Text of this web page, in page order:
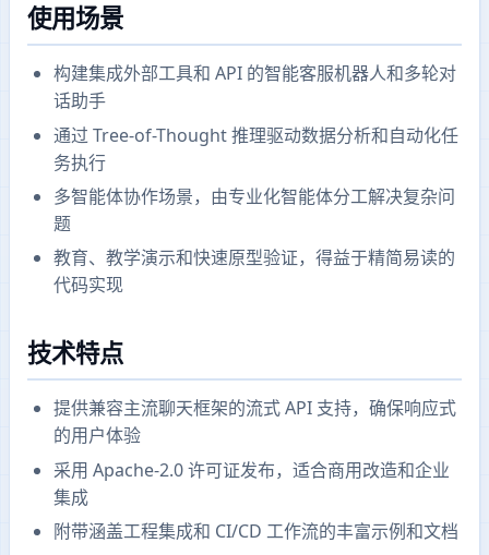
使用场景
构建集成外部工具和 API 的智能客服机器人和多轮对
话助手
通过 Tree-of-Thought 推理驱动数据分析和自动化任
务执行
多智能体协作场景，由专业化智能体分工解决复杂问
题
教育、教学演示和快速原型验证，得益于精简易读的
代码实现
技术特点
提供兼容主流聊天框架的流式 API 支持，确保响应式
的用户体验
采用 Apache-2.0 许可证发布，适合商用改造和企业
集成
附带涵盖工程集成和 CI/CD 工作流的丰富示例和文档